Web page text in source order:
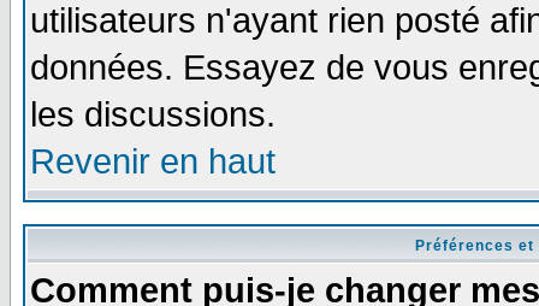
utilisateurs n'ayant rien posté
données. Essayez de vous
les discussions.
Revenir en haut
Préférences
Comment puis-je changer